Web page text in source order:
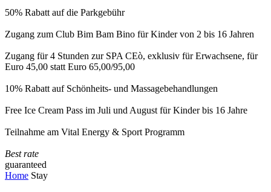
50% Rabatt auf die Parkgebühr
Zugang zum Club Bim Bam Bino für Kinder von 2 bis 16 Jahren
Zugang für 4 Stunden zur SPA CEò, exklusiv für Erwachsene, für
Euro 45,00 statt Euro 65,00/95,00
10% Rabatt auf Schönheits- und Massagebehandlungen
Free Ice Cream Pass im Juli und August für Kinder bis 16 Jahre
Teilnahme am Vital Energy & Sport Programm
Best rate
guaranteed
Home Stay